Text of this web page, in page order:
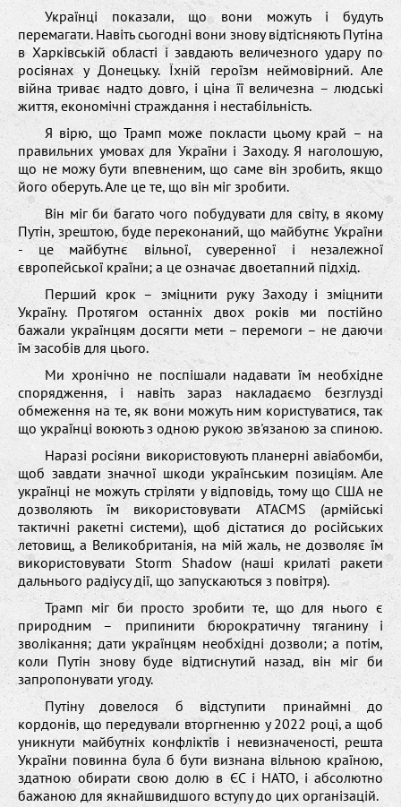
Українці показали, що вони можуть і будуть
перемагати. Навіть сьогодні вони знову відтісняють Путіна
в Харківській області і завдають величезного удару по
росіянах у Донецьку. Їхній героїзм неймовірний. Але
війна триває надто довго, і ціна її величезна – людські
життя, економічні страждання і нестабільність.
Я вірю, що Трамп може покласти цьому край – на
правильних умовах для України і Заходу. Я наголошую,
що не можу бути впевненим, що саме він зробить, якщо
його оберуть. Але це те, що він міг зробити.
Він міг би багато чого побудувати для світу, в якому
Путін, зрештою, буде переконаний, що майбутнє України
- це майбутнє вільної, суверенної і незалежної
європейської країни; а це означає двоетапний підхід.
Перший крок – зміцнити руку Заходу і зміцнити
Україну. Протягом останніх двох років ми постійно
бажали українцям досягти мети – перемоги – не даючи
їм засобів для цього.
Ми хронічно не поспішали надавати їм необхідне
спорядження, і навіть зараз накладаємо безглузді
обмеження на те, як вони можуть ним користуватися, так
що українці воюють з одною рукою зв'язаною за спиною.
Наразі росіяни використовують планерні авіабомби,
щоб завдати значної шкоди українським позиціям. Але
українці не можуть стріляти у відповідь, тому що США не
дозволяють їм використовувати ATACMS (армійські
тактичні ракетні системи), щоб дістатися до російських
летовищ, а Великобританія, на мій жаль, не дозволяє їм
використовувати Storm Shadow (наші крилаті ракети
дальнього радіусу дії, що запускаються з повітря).
Трамп міг би просто зробити те, що для нього є
природним – припинити бюрократичну тяганину і
зволікання; дати українцям необхідні дозволи; а потім,
коли Путін знову буде відтиснутий назад, він міг би
запропонувати угоду.
Путіну довелося б відступити принаймні до
кордонів, що передували вторгненню у 2022 році, а щоб
уникнути майбутніх конфліктів і невизначеності, решта
України повинна була б бути визнана вільною країною,
здатною обирати свою долю в ЄС і НАТО, і абсолютно
бажаною для якнайшвидшого вступу до цих організацій.